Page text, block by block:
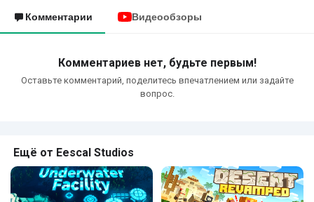
Комментарии Видеообзоры
Комментариев нет, будьте первым!
Оставьте комментарий, поделитесь впечатлением или задайте
вопрос.
Ещё от Eescal Studios